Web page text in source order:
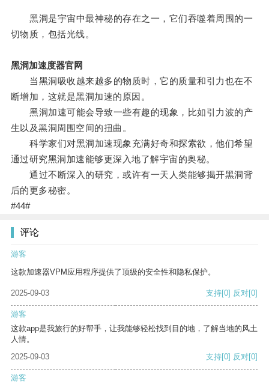
黑洞是宇宙中最神秘的存在之一，它们吞噬着周围的一
切物质，包括光线。
黑洞加速度器官网
当黑洞吸收越来越多的物质时，它的质量和引力也在不
断增加，这就是黑洞加速的原因。
黑洞加速可能会导致一些有趣的现象，比如引力波的产
生以及黑洞周围空间的扭曲。
科学家们对黑洞加速现象充满好奇和探索欲，他们希望
通过研究黑洞加速能够更深入地了解宇宙的奥秘。
通过不断深入的研究，或许有一天人类能够揭开黑洞背
后的更多秘密。
#44#
评论
游客
这款加速器VPM应用程序提供了顶级的安全性和隐私保护。
2025-09-03 支持[0] 反对[0]
游客
这款app是我旅行的好帮手，让我能够轻松找到目的地，了解当地的风土
人情。
2025-09-03
支持[0] 反对[0]
游客